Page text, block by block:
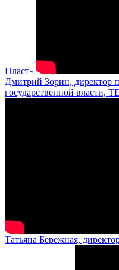
Пласт»
Дмитрий Зорин, директор
государственной власти,
Татьяна Бережная,